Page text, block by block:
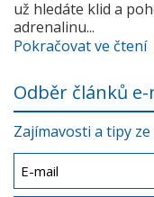
už hledáte klid a
adrenalinu...
Pokračovat ve čtení
Odběr článků
Zajímavosti a tipy